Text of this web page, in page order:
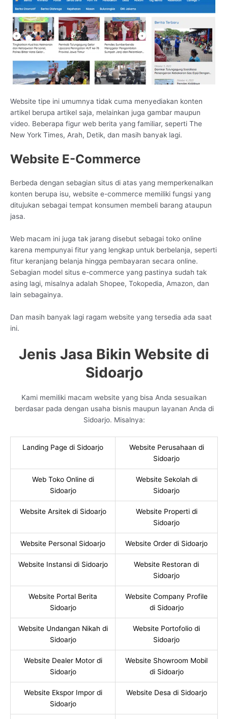
Website tipe ini umumnya tidak cuma menyediakan konten
artikel berupa artikel saja, melainkan juga gambar maupun
video. Beberapa figur web berita yang familiar, seperti The
New York Times, Arah, Detik, dan masih banyak lagi.
Website E-Commerce
Berbeda dengan sebagian situs di atas yang memperkenalkan
konten berupa isu, website e-commerce memiliki fungsi yang
ditujukan sebagai tempat konsumen membeli barang ataupun
jasa.
Web macam ini juga tak jarang disebut sebagai toko online
karena mempunyai fitur yang lengkap untuk berbelanja, seperti
fitur keranjang belanja hingga pembayaran secara online.
Sebagian model situs e-commerce yang pastinya sudah tak
asing lagi, misalnya adalah Shopee, Tokopedia, Amazon, dan
lain sebagainya.
Dan masih banyak lagi ragam website yang tersedia ada saat
ini.
Jenis Jasa Bikin Website di
Sidoarjo
Kami memiliki macam website yang bisa Anda sesuaikan
berdasar pada dengan usaha bisnis maupun layanan Anda di
Sidoarjo. Misalnya:
Landing Page di Sidoarjo
Website Perusahaan di
Sidoarjo
Web Toko Online di
Sidoarjo
Website Sekolah di
Sidoarjo
Website Arsitek di Sidoarjo
Website Properti di
Sidoarjo
Website Personal Sidoarjo Website Order di Sidoarjo
Website Instansi di Sidoarjo
Website Restoran di
Sidoarjo
Website Portal Berita
Sidoarjo
Website Company Profile
di Sidoarjo
Website Undangan Nikah di
Sidoarjo
Website Portofolio di
Sidoarjo
Website Dealer Motor di
Sidoarjo
Website Showroom Mobil
di Sidoarjo
Website Ekspor Impor di
Sidoarjo
Website Desa di Sidoarjo